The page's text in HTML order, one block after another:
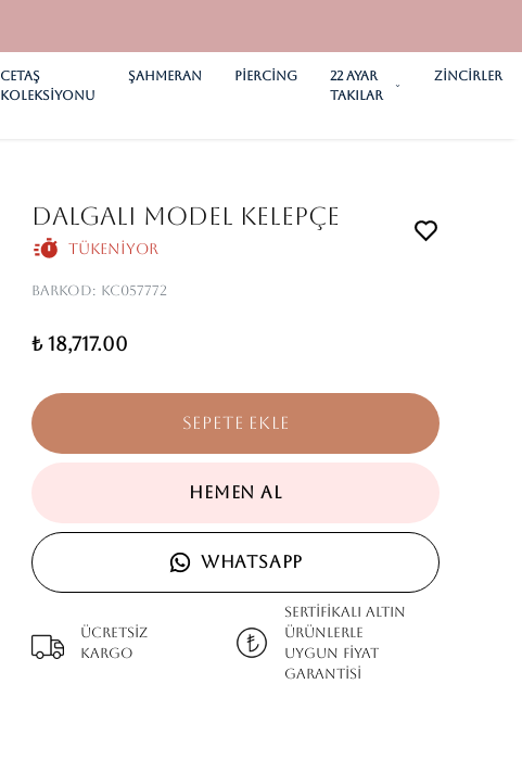
CETAŞ
KOLEKSİYONU
ŞAHMERAN PİERCİNG
22 AYAR
TAKILAR
ZİNCİRLER
Dalgalı Model Kelepçe
Tükeniyor
Barkod: KC057772
₺ 18,717.00
SEPETE EKLE
HEMEN AL
WHATSAPP
Ücretsiz
kargo
SERTİFİKALI ALTIN
ÜRÜNLERLE
UYGUN FİYAT
GARANTİSİ